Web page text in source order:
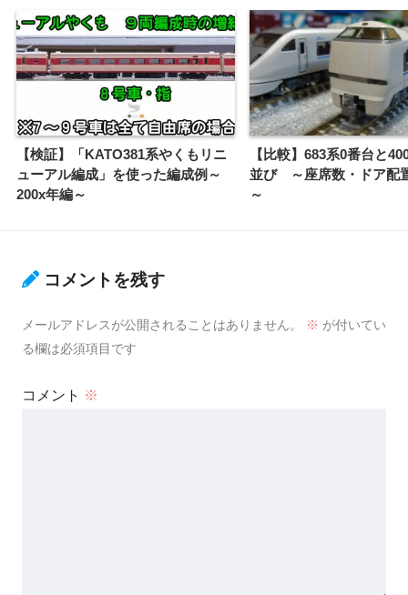
【検証】「KATO381系やくもリニ
ューアル編成」を使った編成例～
200x年編～
【比較】683系0番台と
並び ～座席数・ドア配
～
コメントを残す
メールアドレスが公開されることはありません。 ※ が付いてい
る欄は必須項目です
コメント ※